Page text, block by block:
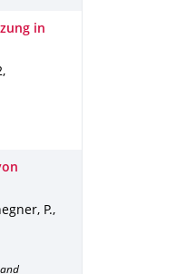
in
,
P.,